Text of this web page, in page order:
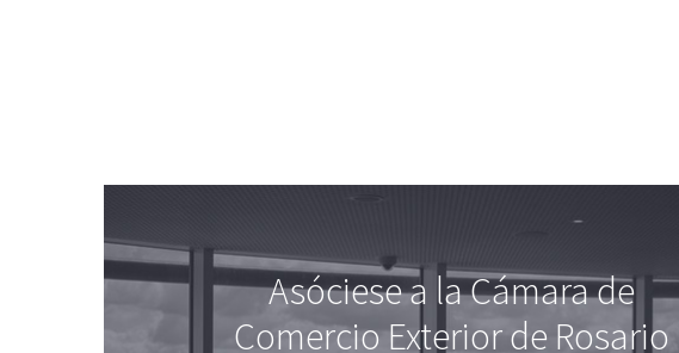
Asóciese a la Cámara de
Comercio Exterior de Rosario